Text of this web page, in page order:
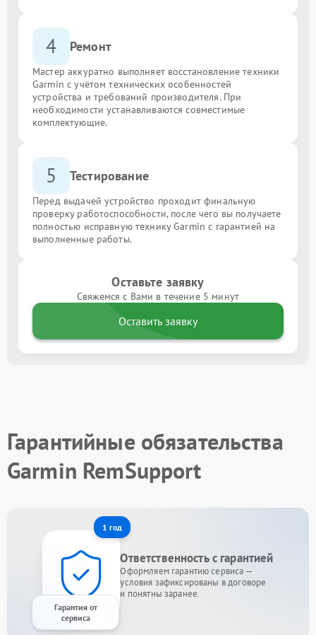
4 Ремонт
Мастер аккуратно выполняет восстановление техники
Garmin с учётом технических особенностей
устройства и требований производителя. При
необходимости устанавливаются совместимые
комплектующие.
5 Тестирование
Перед выдачей устройство проходит финальную
проверку работоспособности, после чего вы получаете
полностью исправную технику Garmin с гарантией на
выполненные работы.
Оставьте заявку
Свяжемся с Вами в течение 5 минут
Оставить заявку
Гарантийные обязательства
Garmin RemSupport
1 год
Гарантия от
сервиса
Ответственность с гарантией
Оформляем гарантию сервиса —
условия зафиксированы в договоре
и понятны заранее.